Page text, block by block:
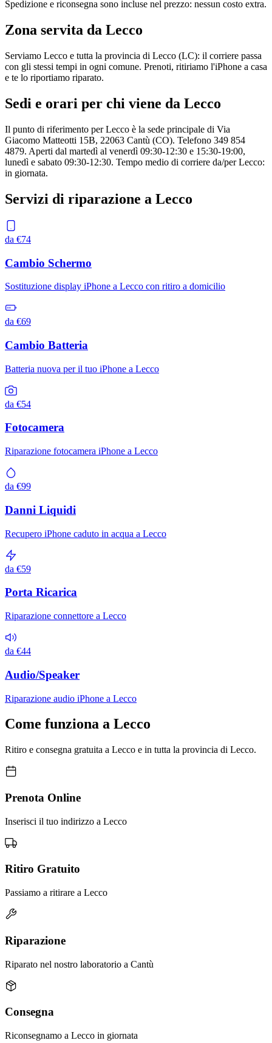
Spedizione e riconsegna sono incluse nel prezzo: nessun costo extra.
Zona servita da Lecco
Serviamo Lecco e tutta la provincia di Lecco (LC): il corriere passa
con gli stessi tempi in ogni comune. Prenoti, ritiriamo l'iPhone a casa
e te lo riportiamo riparato.
Sedi e orari per chi viene da Lecco
Il punto di riferimento per Lecco è la sede principale di Via
Giacomo Matteotti 15B, 22063 Cantù (CO). Telefono 349 854
4879. Aperti dal martedì al venerdì 09:30-12:30 e 15:30-19:00,
lunedì e sabato 09:30-12:30. Tempo medio di corriere da/per Lecco:
in giornata.
Servizi di riparazione a Lecco
da €74
Cambio Schermo
Sostituzione display iPhone a Lecco con ritiro a domicilio
da €69
Cambio Batteria
Batteria nuova per il tuo iPhone a Lecco
da €54
Fotocamera
Riparazione fotocamera iPhone a Lecco
da €99
Danni Liquidi
Recupero iPhone caduto in acqua a Lecco
da €59
Porta Ricarica
Riparazione connettore a Lecco
da €44
Audio/Speaker
Riparazione audio iPhone a Lecco
Come funziona a Lecco
Ritiro e consegna gratuita a Lecco e in tutta la provincia di Lecco.
Prenota Online
Inserisci il tuo indirizzo a Lecco
Ritiro Gratuito
Passiamo a ritirare a Lecco
Riparazione
Riparato nel nostro laboratorio a Cantù
Consegna
Riconsegnamo a Lecco in giornata